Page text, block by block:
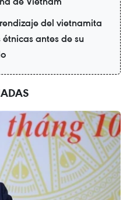
del vietnamita
antes de su